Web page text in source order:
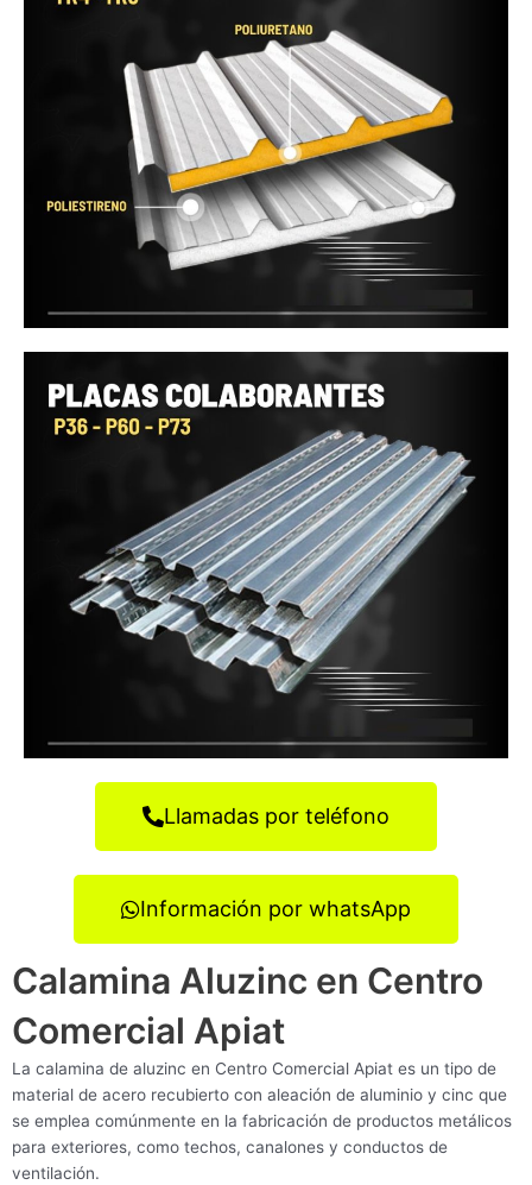
Llamadas por teléfono
Información por whatsApp
Calamina Aluzinc en Centro
Comercial Apiat
La calamina de aluzinc en Centro Comercial Apiat es un tipo de
material de acero recubierto con aleación de aluminio y cinc que
se emplea comúnmente en la fabricación de productos metálicos
para exteriores, como techos, canalones y conductos de
ventilación.